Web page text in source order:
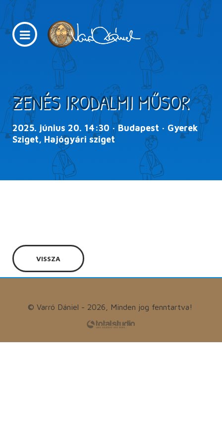
ZENÉS IRODALMI MŰSOR
2025. június 20. 14:30 · Budapest · Gyerek
Sziget, Hajógyári sziget
VISSZA
© Varró Dániel - 2026, Minden jog fenntartva!